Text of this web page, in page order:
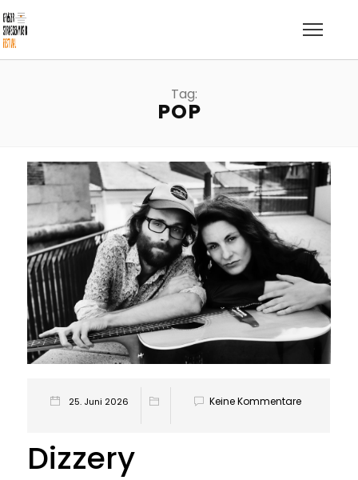
Tag:
POP
25. Juni 2026 Keine Kommentare
Dizzery